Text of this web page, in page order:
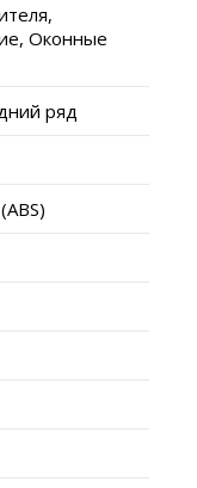
Оконные
ряд